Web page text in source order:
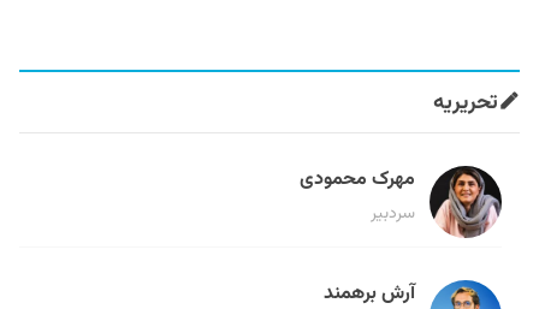
تحریریه
مهرک محمودی
سردبیر
آرش برهمند